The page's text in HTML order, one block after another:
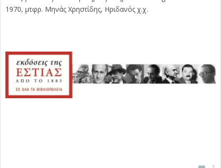
1970, μτφρ. Μηνάς Χρηστίδης, Ηριδανός χ.χ.